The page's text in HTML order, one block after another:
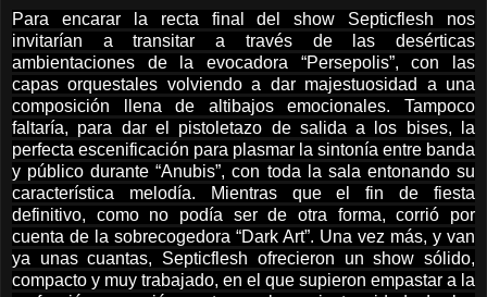
Para encarar la recta final del show Septicflesh nos
invitarían a transitar a través de las desérticas
ambientaciones de la evocadora “Persepolis”, con las
capas orquestales volviendo a dar majestuosidad a una
composición llena de altibajos emocionales. Tampoco
faltaría, para dar el pistoletazo de salida a los bises, la
perfecta escenificación para plasmar la sintonía entre banda
y público durante “Anubis”, con toda la sala entonando su
característica melodía. Mientras que el fin de fiesta
definitivo, como no podía ser de otra forma, corrió por
cuenta de la sobrecogedora “Dark Art”. Una vez más, y van
ya unas cuantas, Septicflesh ofrecieron un show sólido,
compacto y muy trabajado, en el que supieron empastar a la